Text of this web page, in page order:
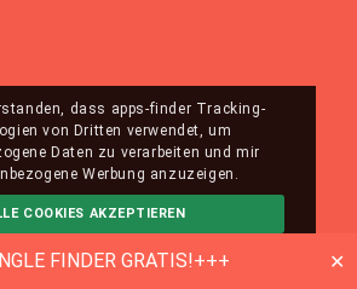
FINDER GRATIS!+++ ✕
dass apps-finder Tracking-
von Dritten verwendet, um
Daten zu verarbeiten und mir
Werbung anzuzeigen.
COOKIES AKZEPTIEREN
MEHR INFO